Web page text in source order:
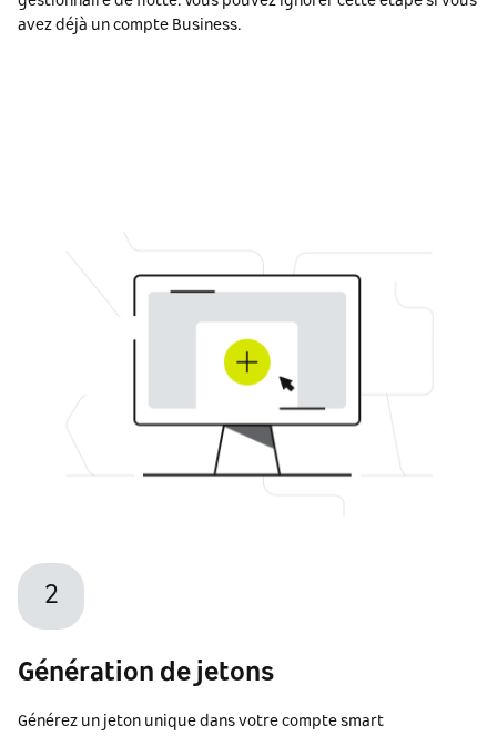
avez déjà un compte Business.
2
Génération de jetons
Générez un jeton unique dans votre compte smart